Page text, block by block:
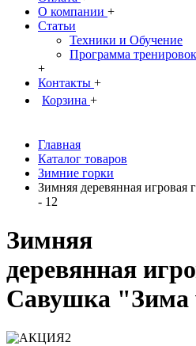
О компании +
Статьи
Техники и Обучение
Программа тренировок
+
Контакты +
Корзина +
Главная
Каталог товаров
Зимние горки
Зимняя деревянная
- 12
Зимняя
деревянная
Савушка "Зима